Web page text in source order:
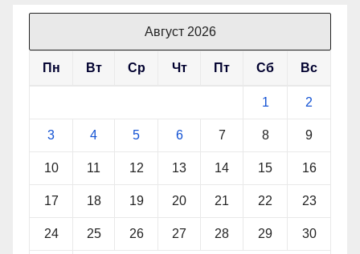
Август 2026
Пн Вт Ср Чт Пт Сб Вс
1 2
3 4 5 6 7 8 9
10 11 12 13 14 15 16
17 18 19 20 21 22 23
24 25 26 27 28 29 30